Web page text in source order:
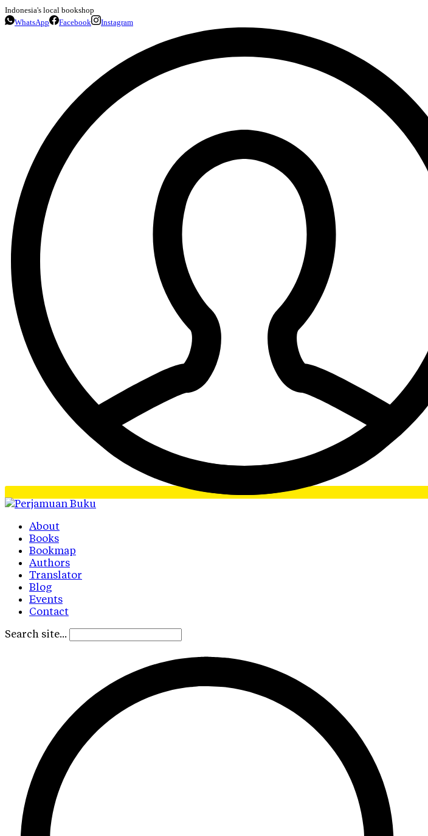
Indonesia's local bookshop
WhatsApp
Facebook Instagram
About
Books
Bookmap
Authors
Translator
Blog
Events
Contact
Search site...